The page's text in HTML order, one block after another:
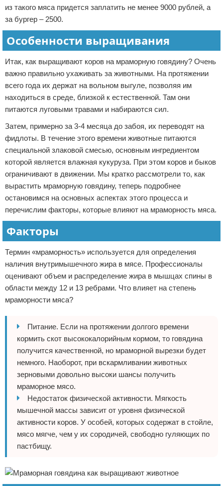
из такого мяса придется заплатить не менее 9000 рублей, а
за бургер – 2500.
Особенности выращивания
Итак, как выращивают коров на мраморную говядину? Очень
важно правильно ухаживать за животными. На протяжении
всего года их держат на вольном выгуле, позволяя им
находиться в среде, близкой к естественной. Там они
питаются луговыми травами и набираются сил.
Затем, примерно за 3-4 месяца до забоя, их переводят на
фидлоты. В течение этого времени животные питаются
специальной злаковой смесью, основным ингредиентом
которой является влажная кукуруза. При этом коров и быков
ограничивают в движении. Мы кратко рассмотрели то, как
вырастить мраморную говядину, теперь подробнее
остановимся на основных аспектах этого процесса и
перечислим факторы, которые влияют на мраморность мяса.
Факторы
Термин «мраморность» используется для определения
наличия внутримышечного жира в мясе. Профессионалы
оценивают объем и распределение жира в мышцах спины в
области между 12 и 13 ребрами. Что влияет на степень
мраморности мяса?
Питание. Если на протяжении долгого времени
кормить скот высококалорийным кормом, то говядина
получится качественной, но мраморной вырезки будет
немного. Наоборот, при вскармливании животных
зерновыми довольно высоки шансы получить
мраморное мясо.
Недостаток физической активности. Мягкость
мышечной массы зависит от уровня физической
активности коров. У особей, которых содержат в стойле,
мясо мягче, чем у их сородичей, свободно гуляющих по
пастбищу.